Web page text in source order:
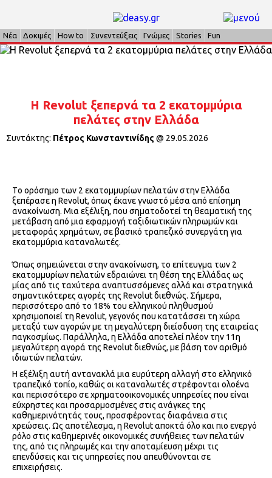
Νέα Δοκιμές How to Συνεντεύξεις Γνώμες Stories Fun
Η Revolut ξεπερνά τα 2 εκατομμύρια
πελάτες στην Ελλάδα
Συντάκτης: Πέτρος Κωνσταντινίδης @ 29.05.2026
Tο ορόσημο των 2 εκατομμυρίων πελατών στην Ελλάδα
ξεπέρασε η Revolut, όπως έκανε γνωστό μέσα από επίσημη
ανακοίνωση. Μια εξέλιξη, που σηματοδοτεί τη θεαματική της
μετάβαση από μια εφαρμογή ταξιδιωτικών πληρωμών και
μεταφοράς χρημάτων, σε βασικό τραπεζικό συνεργάτη για
εκατομμύρια καταναλωτές.
Όπως σημειώνεται στην ανακοίνωση, το επίτευγμα των 2
εκατομμυρίων πελατών εδραιώνει τη θέση της Ελλάδας ως
μίας από τις ταχύτερα αναπτυσσόμενες αλλά και στρατηγικά
σημαντικότερες αγορές της Revolut διεθνώς. Σήμερα,
περισσότερο από το 18% του ελληνικού πληθυσμού
χρησιμοποιεί τη Revolut, γεγονός που κατατάσσει τη χώρα
μεταξύ των αγορών με τη μεγαλύτερη διείσδυση της εταιρείας
παγκοσμίως. Παράλληλα, η Ελλάδα αποτελεί πλέον την 11η
μεγαλύτερη αγορά της Revolut διεθνώς, με βάση τον αριθμό
ιδιωτών πελατών.
Η εξέλιξη αυτή αντανακλά μια ευρύτερη αλλαγή στο ελληνικό
τραπεζικό τοπίο, καθώς οι καταναλωτές στρέφονται ολοένα
και περισσότερο σε χρηματοοικονομικές υπηρεσίες που είναι
εύχρηστες και προσαρμοσμένες στις ανάγκες της
καθημερινότητάς τους, προσφέροντας διαφάνεια στις
χρεώσεις. Ως αποτέλεσμα, η Revolut αποκτά όλο και πιο ενεργό
ρόλο στις καθημερινές οικονομικές συνήθειες των πελατών
της, από τις πληρωμές και την αποταμίευση μέχρι τις
επενδύσεις και τις υπηρεσίες που απευθύνονται σε
επιχειρήσεις.